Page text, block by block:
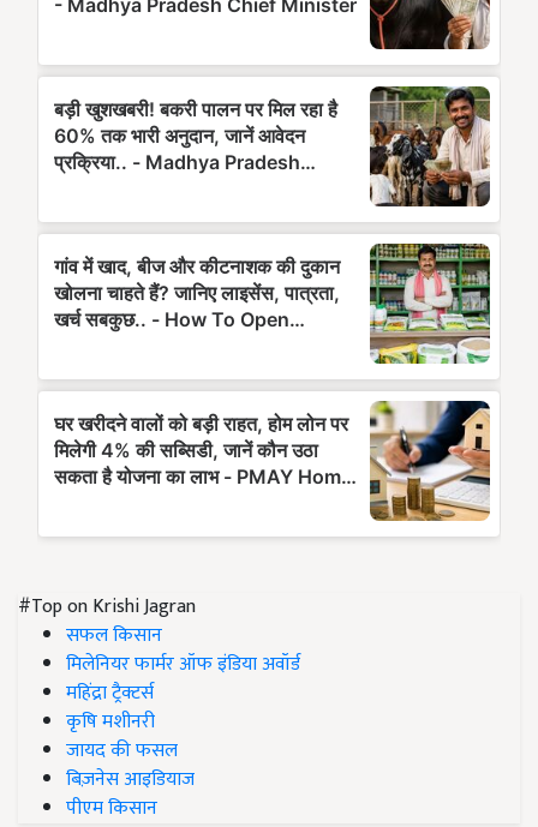
#Top on Krishi Jagran
सफल किसान
मिलेनियर फार्मर ऑफ इंडिया अवॉर्ड
महिंद्रा ट्रैक्टर्स
कृषि मशीनरी
जायद की फसल
बिज़नेस आइडियाज
पीएम किसान